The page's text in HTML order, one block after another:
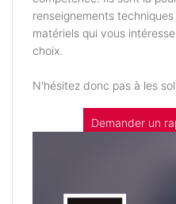
renseignements
matériels qui vous
choix.
N'hésitez donc pas à les
Demander un